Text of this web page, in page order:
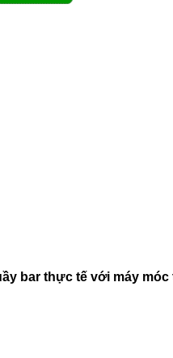
bar thực tế với máy móc